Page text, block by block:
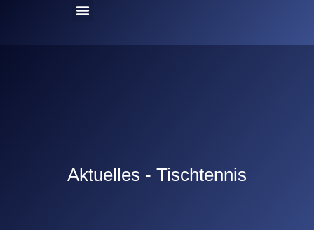
Aktuelles - Tischtennis